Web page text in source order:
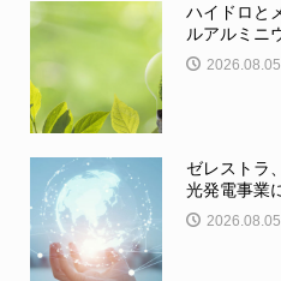
ハイドロと
ルアルミニ
2026.08.05
ゼレストラ
光発電事業
2026.08.05